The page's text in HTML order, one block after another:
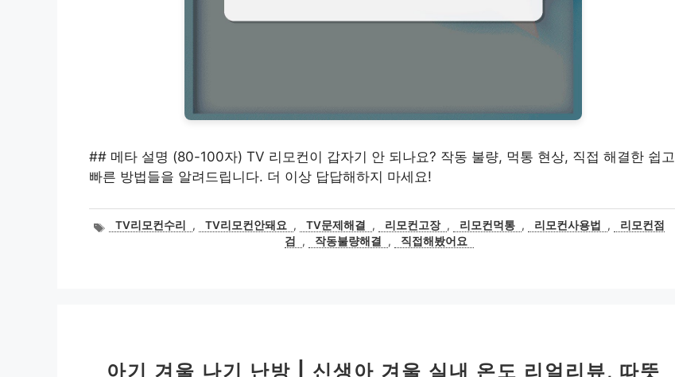
## 메타 설명 (80-100자) TV 리모컨이 갑자기 안 되나요? 작동 불량, 먹통 현상, 직접 해결한 쉽고
빠른 방법들을 알려드립니다. 더 이상 답답해하지 마세요!
태TV리모컨수리 , TV리모컨안돼요 , TV문제해결 , 리모컨고장 , 리모컨먹통 , 리모컨사용법 ,
리모컨점
검
, 작동불량해결 , 직접해봤어요
아기 겨울 나기 난방 | 신생아 겨울 실내 온도 리얼리뷰, 따뜻